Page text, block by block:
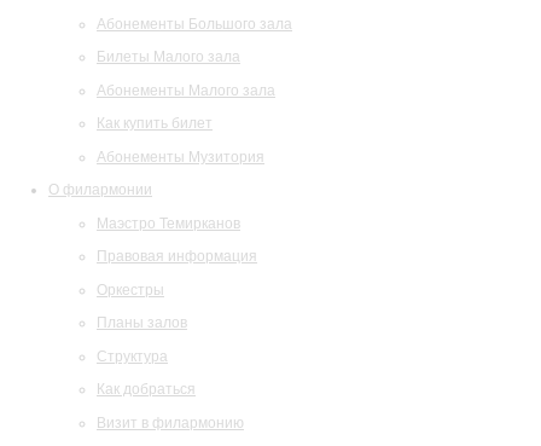
Абонементы Большого зала
Билеты Малого зала
Абонементы Малого зала
Как купить билет
Абонементы Музитория
О филармонии
Маэстро Темирканов
Правовая информация
Оркестры
Планы залов
Структура
Как добраться
Визит в филармонию